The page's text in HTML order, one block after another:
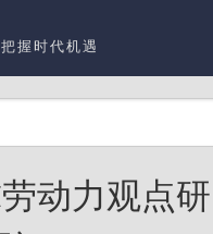
握时代机遇
动力观点